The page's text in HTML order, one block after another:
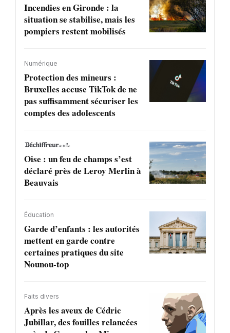
Incendies en Gironde : la
situation se stabilise, mais les
pompiers restent mobilisés
Numérique
Protection des mineurs :
Bruxelles accuse TikTok de ne
pas suffisamment sécuriser les
comptes des adolescents
Oise : un feu de champs s’est
déclaré près de Leroy Merlin à
Beauvais
Éducation
Garde d’enfants : les autorités
mettent en garde contre
certaines pratiques du site
Nounou-top
Faits divers
Après les aveux de Cédric
Jubillar, des fouilles relancées